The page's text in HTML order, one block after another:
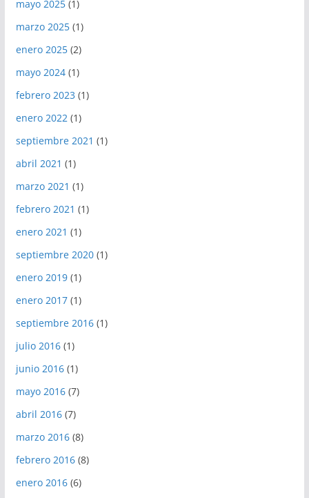
mayo 2025(1)
marzo 2025(1)
enero 2025(2)
mayo 2024(1)
febrero 2023 (1)
enero 2022(1)
septiembre 2021 (1)
abril 2021 (1)
marzo 2021 (1)
febrero 2021 (1)
enero 2021 (1)
septiembre 2020(1)
enero 2019(1)
enero 2017(1)
septiembre 2016(1)
julio 2016(1)
junio 2016(1)
mayo 2016(7)
abril 2016(7)
marzo 2016(8)
febrero 2016(8)
enero 2016(6)